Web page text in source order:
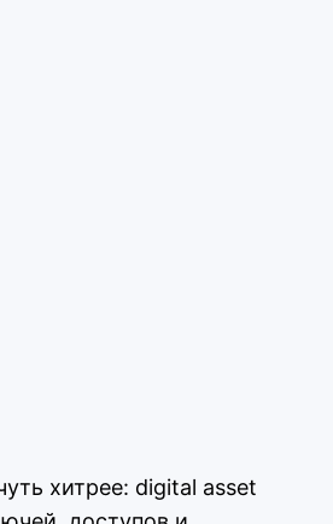
хитрее: digital asset